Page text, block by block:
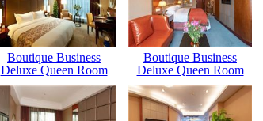
Boutique Business
Deluxe Queen Room
Boutique Business
Deluxe Queen Room